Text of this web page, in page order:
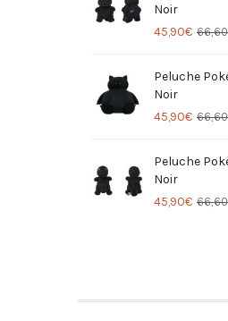
Noir
66,60
45,90€
Peluche
Noir
66,60
45,90€
Peluche
Noir
66,60
45,90€